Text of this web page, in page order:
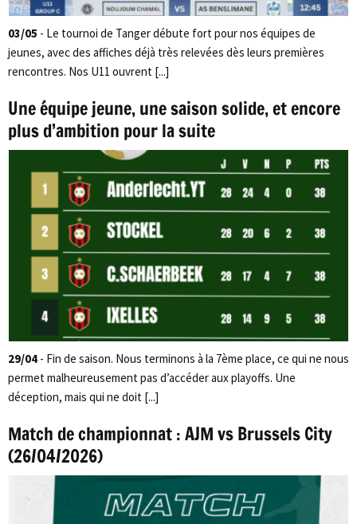
03/05 - Le tournoi de Tanger débute fort pour nos équipes de
jeunes, avec des affiches déjà très relevées dès leurs premières
rencontres. Nos U11 ouvrent [...]
Une équipe jeune, une saison solide, et encore
plus d’ambition pour la suite
29/04 - Fin de saison. Nous terminons à la 7ème place, ce qui ne nous
permet malheureusement pas d’accéder aux playoffs. Une
déception, mais qui ne doit [...]
Match de championnat : AJM vs Brussels City
(26/04/2026)